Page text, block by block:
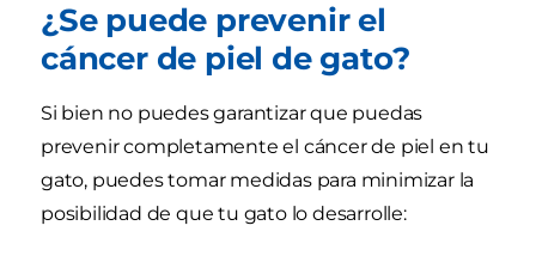
¿Se puede prevenir el
cáncer de piel de gato?
Si bien no puedes garantizar que puedas
prevenir completamente el cáncer de piel en tu
gato, puedes tomar medidas para minimizar la
posibilidad de que tu gato lo desarrolle: